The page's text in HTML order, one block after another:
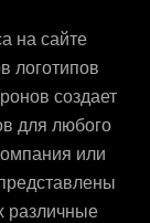
на сайте
логотипов
создает
для любого
или
различные